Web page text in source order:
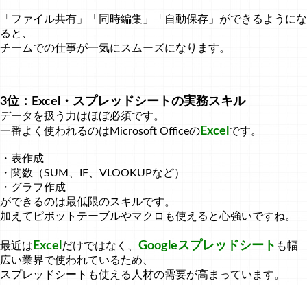
「ファイル共有」「同時編集」「自動保存」ができるようにな
ると、
チームでの仕事が一気にスムーズになります。
3位：Excel・スプレッドシートの実務スキル
データを扱う力はほぼ必須です。
一番よく使われるのはMicrosoft OfficeのExcel です。
・表作成
・関数（SUM、IF、VLOOKUPなど）
・グラフ作成
ができるのは最低限のスキルです。
加えてピボットテーブルやマクロも使えると心強いですね。
最近は Excel だけではなく、 Googleスプレッドシート も幅
広い業界で使われているため、
スプレッドシートも使える人材の需要が高まっています。